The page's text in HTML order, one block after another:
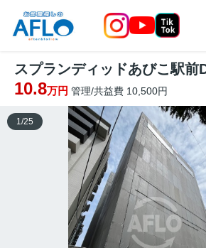
スプランディッドあびこ駅前
10.8万円 管理/共益費 10,500円
1 /25